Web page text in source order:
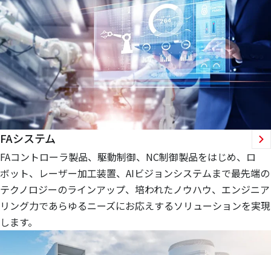
FAシステム
FAコントローラ製品、駆動制御、NC制御製品をはじめ、ロ
ボット、レーザー加工装置、AIビジョンシステムまで最先端の
テクノロジーのラインアップ、培われたノウハウ、エンジニア
リング力であらゆるニーズにお応えするソリューションを実現
します。